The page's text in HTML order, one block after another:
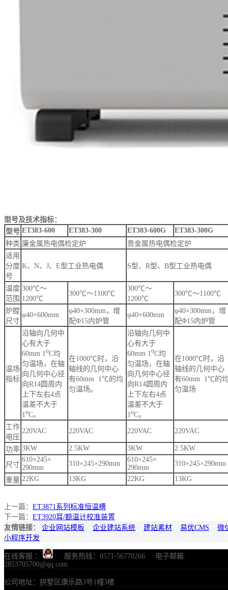
型号及技术指标：
型号 ET383-600 ET383-300 ET383-600G
ET383-300G
种类 廉金属热电偶检定炉
贵金属热电偶检定炉
适用
分度
号
K、N、J、E型工业热电偶 S型、R型、B型工业热电偶
温度
范围
300℃～
1200℃
300℃～1100℃
300℃～
1200℃
300℃～1100℃
炉膛
尺寸
φ40×600mm
φ40×300mm，增
配Φ15内炉管
φ40×600mm
φ40×300mm，增
配Φ15内炉管
温场
指标
沿轴向几何中
心有大于
60mm 1oC均
匀温场，在轴
向几何中心径
向R14圆周内
上下左右4点
温差不大于
1oC。
在1000℃时，沿
轴线的几何中心
有60mm 1℃的均
匀温场。
沿轴向几何中
心有大于
60mm 1oC均
匀温场，在轴
向几何中心径
向R14圆周内
上下左右4点
温差不大于
1oC。
在1000℃时，沿
轴线的几何中心
有60mm 1℃的
匀温场
工作
电压
220VAC 220VAC 220VAC 220VAC
功率 3KW 2.5KW 3KW 2.5KW
尺寸
610×245×
290mm
310×245×290mm
610×245×
290mm
310×245×290mm
重量 22KG 13KG 22KG 13KG
上一篇： ET3871系列标准恒温槽
下一篇： ET3920耳/额温计校准装置
友情链接：
企业网站模板 企业建站系统 建站素材 易优CMS
微
小程序开发
在线客服 ：
服务热线：0571-56770266 电子邮箱:
2853705700@qq.com
公司地址：拱墅区康乐路3号1幢3楼